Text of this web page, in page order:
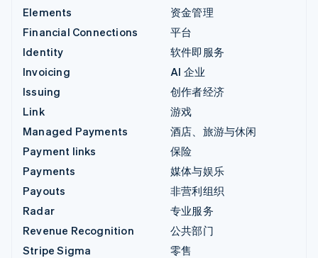
Elements
Financial Connections
Identity
Invoicing
Issuing
Link
Managed Payments
Payment links
Payments
Payouts
Radar
Revenue Recognition
Stripe Sigma
资金管理
平台
软件即服务
AI 企业
创作者经济
游戏
酒店、旅游与休闲
保险
媒体与娱乐
非营利组织
专业服务
公共部门
零售